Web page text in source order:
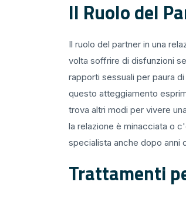
Il Ruolo del
Il ruolo del partner in una
volta soffrire di disfunzioni
rapporti sessuali per paura
questo atteggiamento
trova altri modi per vivere
la relazione è minacciata o
specialista anche dopo anni
Trattamenti